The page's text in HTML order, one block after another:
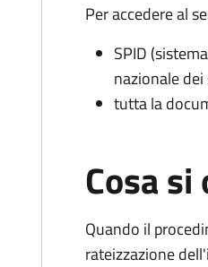
Per accedere al
SPID
nazionale dei
tutta la
Cosa
Quando il
rateizzazione